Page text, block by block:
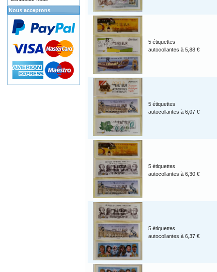
5 étiquettes
autocollantes à 5,88 €
5 étiquettes
autocollantes à 6,07 €
5 étiquettes
autocollantes à 6,30 €
5 étiquettes
autocollantes à 6,37 €
Nous acceptons